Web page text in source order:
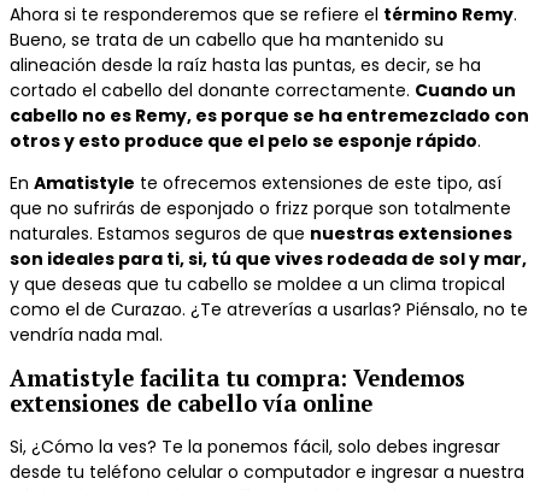
Ahora si te responderemos que se refiere el término Remy.
Bueno, se trata de un cabello que ha mantenido su
alineación desde la raíz hasta las puntas, es decir, se ha
cortado el cabello del donante correctamente. Cuando un
cabello no es Remy, es porque se ha entremezclado con
otros y esto produce que el pelo se esponje rápido.
En Amatistyle te ofrecemos extensiones de este tipo, así
que no sufrirás de esponjado o frizz porque son totalmente
naturales. Estamos seguros de que nuestras extensiones
son ideales para ti, si, tú que vives rodeada de sol y mar,
y que deseas que tu cabello se moldee a un clima tropical
como el de Curazao. ¿Te atreverías a usarlas? Piénsalo, no te
vendría nada mal.
Amatistyle facilita tu compra: Vendemos
extensiones de cabello vía online
Si, ¿Cómo la ves? Te la ponemos fácil, solo debes ingresar
desde tu teléfono celular o computador e ingresar a nuestra